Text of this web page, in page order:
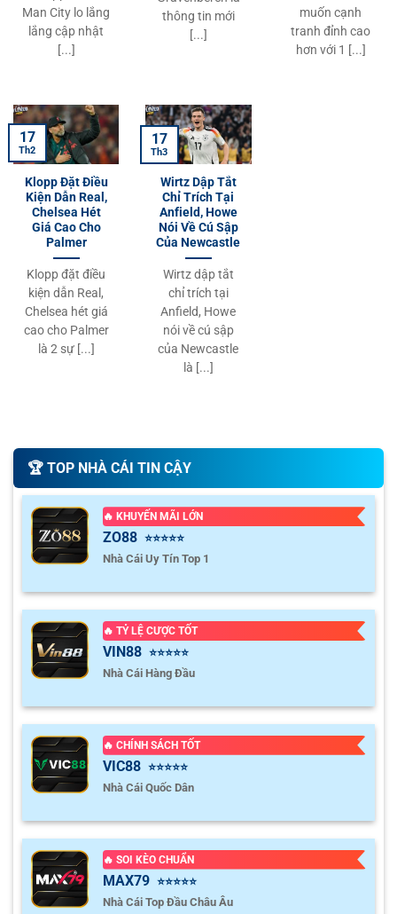
Man City lo lắng
lắng cập nhật
[...]
thông tin mới
[...]
muốn cạnh
tranh đỉnh cao
hơn với 1 [...]
Klopp Đặt Điều
Kiện Dẫn Real,
Chelsea Hét
Giá Cao Cho
Palmer
Klopp đặt điều
kiện dẫn Real,
Chelsea hét giá
cao cho Palmer
là 2 sự [...]
17
Th2
Wirtz Dập Tắt
Chỉ Trích Tại
Anfield, Howe
Nói Về Cú Sập
Của Newcastle
Wirtz dập tắt
chỉ trích tại
Anfield, Howe
nói về cú sập
của Newcastle
là [...]
17
Th3
🏆️ TOP NHÀ CÁI TIN CẬY
🔥 KHUYẾN MÃI LỚN
ZO88 ⭐⭐⭐⭐⭐
Nhà Cái Uy Tín Top 1
🔥 TỶ LỆ CƯỢC TỐT
VIN88 ⭐⭐⭐⭐⭐
Nhà Cái Hàng Đầu
🔥 CHÍNH SÁCH TỐT
VIC88 ⭐⭐⭐⭐⭐
Nhà Cái Quốc Dân
🔥 SOI KÈO CHUẨN
MAX79 ⭐⭐⭐⭐⭐
Nhà Cái Top Đầu Châu Âu